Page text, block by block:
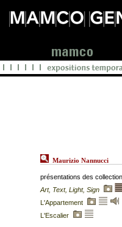
Maurizio Nannucci
présentations des
Art, Text, Light, Sign
L'Appartement
L'Escalier